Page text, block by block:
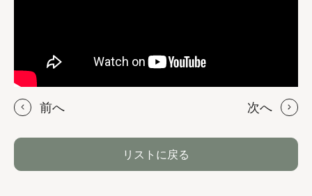
前へ 次へ
リストに戻る